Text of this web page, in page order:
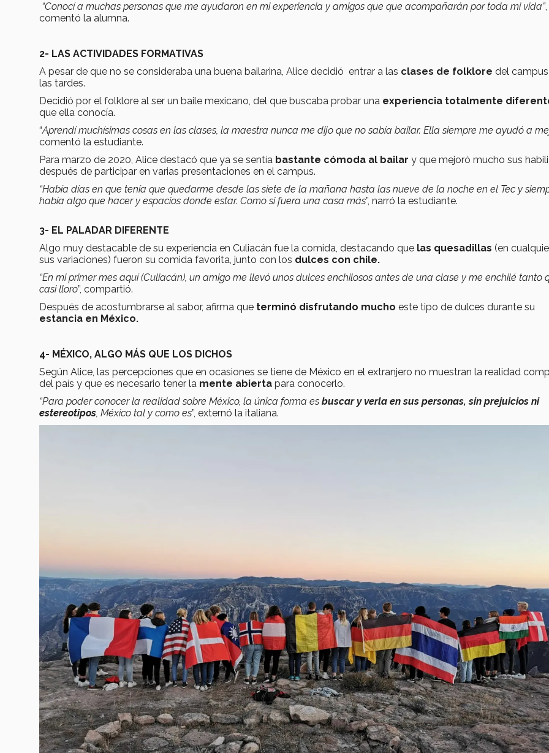
“Conocí a muchas personas que me ayudaron en mi experiencia y amigos que que acompañarán por toda mi vida”,
comentó la alumna.
2- LAS ACTIVIDADES FORMATIVAS
A pesar de que no se consideraba una buena bailarina, Alice decidió entrar a las clases de folklore del
las tardes.
Decidió por el folklore al ser un baile mexicano, del que buscaba probar una experiencia totalmente
que ella conocía.
“Aprendí muchísimas cosas en las clases, la maestra nunca me dijo que no sabía bailar. Ella siempre me ayudó a
comentó la estudiante.
Para marzo de 2020, Alice destacó que ya se sentía bastante cómoda al bailar y que mejoró mucho sus
después de participar en varias presentaciones en el campus.
“Había días en que tenía que quedarme desde las siete de la mañana hasta las nueve de la noche en el Tec y
había algo que hacer y espacios donde estar. Como si fuera una casa más”, narró la estudiante.
3- EL PALADAR DIFERENTE
Algo muy destacable de su experiencia en Culiacán fue la comida, destacando que las quesadillas (en
sus variaciones) fueron su comida favorita, junto con los dulces con chile.
“En mi primer mes aquí (Culiacán), un amigo me llevó unos dulces enchilosos antes de una clase y me enchilé tanto
casi lloro”, compartió.
Después de acostumbrarse al sabor, afirma que terminó disfrutando mucho este tipo de dulces durante su
estancia en México.
4- MÉXICO, ALGO MÁS QUE LOS DICHOS
Según Alice, las percepciones que en ocasiones se tiene de México en el extranjero no muestran la realidad
del país y que es necesario tener la mente abierta para conocerlo.
“Para poder conocer la realidad sobre México, la única forma es buscar y verla en sus personas, sin prejuicios ni
estereotipos, México tal y como es”, externó la italiana.